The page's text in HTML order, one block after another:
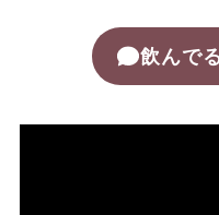
飲んで